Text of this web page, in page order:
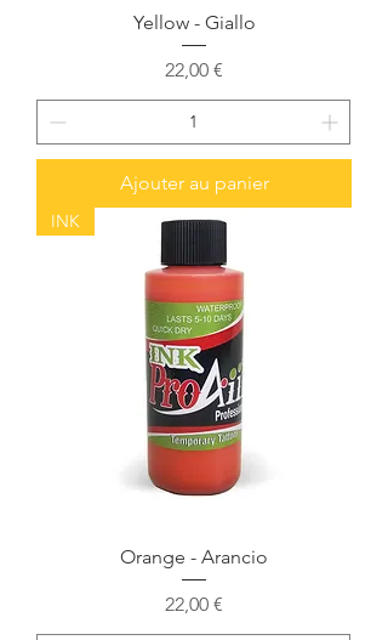
Yellow - Giallo
Prix
22,00 €
Ajouter au panier
INK
Orange - Arancio
Prix
22,00 €